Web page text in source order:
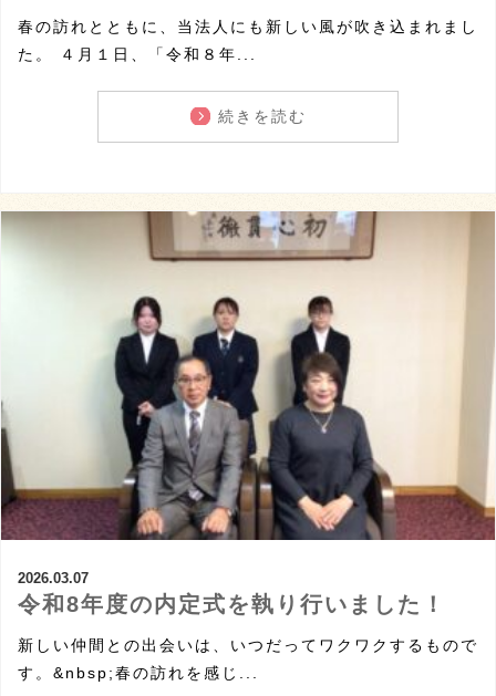
春の訪れとともに、当法人にも新しい風が吹き込まれまし
た。 ４月１日、「令和８年...
続きを読む
2026.03.07
令和8年度の内定式を執り行いました！
新しい仲間との出会いは、いつだってワクワクするもので
す。&nbsp;春の訪れを感じ...